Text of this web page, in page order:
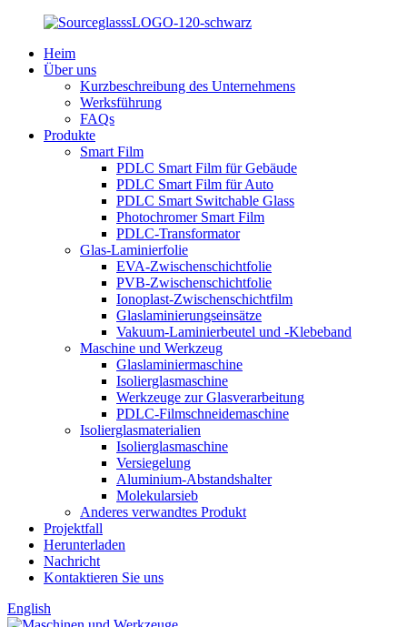
Heim
Über uns
Kurzbeschreibung des Unternehmens
Werksführung
FAQs
Produkte
Smart Film
PDLC Smart Film für Gebäude
PDLC Smart Film für Auto
PDLC Smart Switchable Glass
Photochromer Smart Film
PDLC-Transformator
Glas-Laminierfolie
EVA-Zwischenschichtfolie
PVB-Zwischenschichtfolie
Ionoplast-Zwischenschichtfilm
Glaslaminierungseinsätze
Vakuum-Laminierbeutel und -Klebeband
Maschine und Werkzeug
Glaslaminiermaschine
Isolierglasmaschine
Werkzeuge zur Glasverarbeitung
PDLC-Filmschneidemaschine
Isolierglasmaterialien
Isolierglasmaschine
Versiegelung
Aluminium-Abstandshalter
Molekularsieb
Anderes verwandtes Produkt
Projektfall
Herunterladen
Nachricht
Kontaktieren Sie uns
English